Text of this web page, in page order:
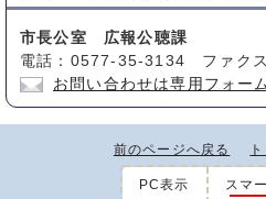
市長公室 広報公聴課
電話：0577-35-3134 ファク
お問い合わせは専用フォー
前のページへ戻る
PC表示 スマ